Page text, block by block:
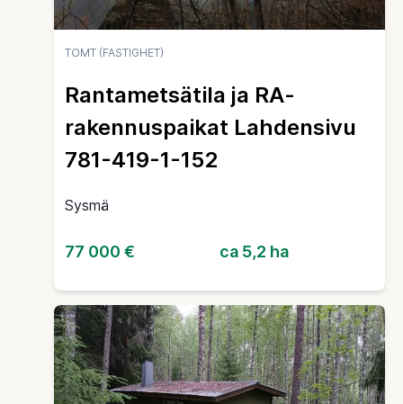
TOMT (FASTIGHET)
Rantametsätila ja RA-
rakennuspaikat Lahdensivu
781-419-1-152
Sysmä
77 000 € ca 5,2 ha